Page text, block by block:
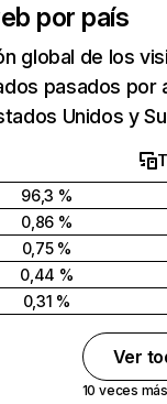
por país
global de los
pasados por
Unidos y
96,3 %
0,86 %
0,75 %
0,44 %
0,31 %
Ver
10 veces